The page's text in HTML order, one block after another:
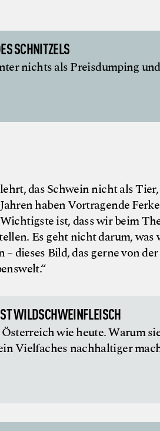
SCHNITZELS
nichts als Preisdumping und
das Schwein nicht als Tier,
haben Vortragende
ist, dass wir beim
Es geht nicht darum, was
dieses Bild, das gerne von der
WILDSCHWEINFLEISCH
wie heute. Warum
Vielfaches nachhaltiger